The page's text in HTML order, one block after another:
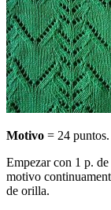
Motivo = 24 puntos.
Empezar con 1 p.
motivo
de orilla.